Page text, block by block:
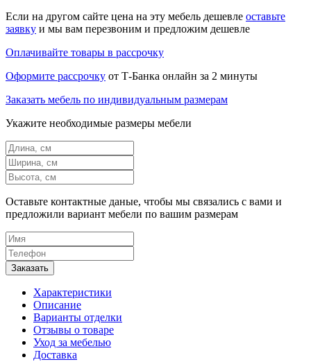
Если на другом сайте цена на эту мебель дешевле оставьте
заявку и мы вам перезвоним и предложим дешевле
Оплачивайте товары в рассрочку
Оформите рассрочку от Т-Банка онлайн за 2 минуты
Заказать мебель по индивидуальным размерам
Укажите необходимые размеры мебели
Оставьте контактные даные, чтобы мы связались с вами и
предложили вариант мебели по вашим размерам
Характеристики
Описание
Варианты отделки
Отзывы о товаре
Уход за мебелью
Доставка